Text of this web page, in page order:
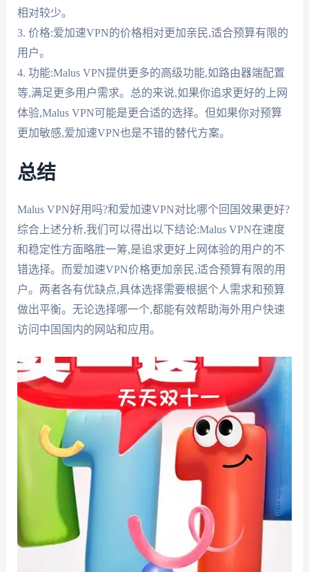
相对较少。
3. 价格:爱加速VPN的价格相对更加亲民,适合预算有限的
用户。
4. 功能:Malus VPN提供更多的高级功能,如路由器端配置
等,满足更多用户需求。总的来说,如果你追求更好的上网
体验,Malus VPN可能是更合适的选择。但如果你对预算
更加敏感,爱加速VPN也是不错的替代方案。
总结
Malus VPN好用吗?和爱加速VPN对比哪个回国效果更好?
综合上述分析,我们可以得出以下结论:Malus VPN在速度
和稳定性方面略胜一筹,是追求更好上网体验的用户的不
错选择。而爱加速VPN价格更加亲民,适合预算有限的用
户。两者各有优缺点,具体选择需要根据个人需求和预算
做出平衡。无论选择哪一个,都能有效帮助海外用户快速
访问中国国内的网站和应用。